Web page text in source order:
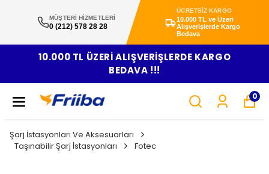
MÜŞTERİ HİZMETLERİ
0 (212) 578 28 28
ÜCRETSİZ KARGO
10.000 TL ve Üzeri
Alışverişlerde Kargo
Bedava
10.000 TL ÜZERİ ALIŞVERİŞLERDE KARGO
BEDAVA !!!
0
Şarj İstasyonları Ve Aksesuarları
Taşınabilir Şarj İstasyonları
Fotec